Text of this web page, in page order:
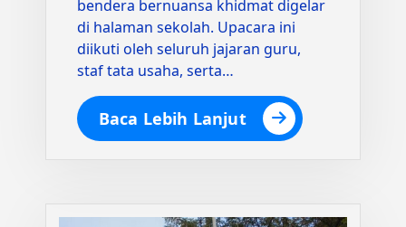
bendera bernuansa khidmat digelar
di halaman sekolah. Upacara ini
diikuti oleh seluruh jajaran guru,
staf tata usaha, serta…
Baca Lebih Lanjut